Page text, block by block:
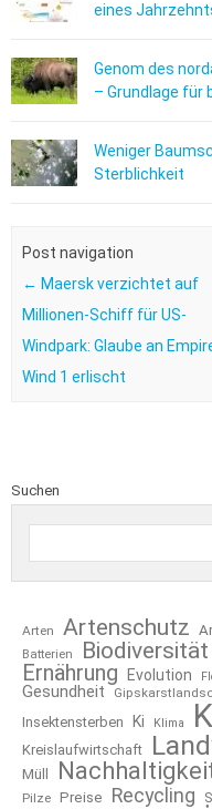
eines
Genom des
– Grundlage für
Weniger
Sterblichkeit
Post navigation
← Maersk verzichtet auf
Millionen-Schiff für US-
Windpark: Glaube an
Wind 1 erlischt
Suchen
Arten Artenschutz
Batterien
Biodiversität
Ernährung
Evolution
Gesundheit
Insektensterben Ki Klima
Kreislaufwirtschaft
Müll
Pilze Preise Recycling